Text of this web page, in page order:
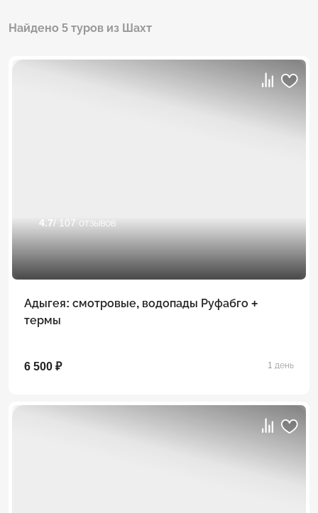
Найдено 5 туров из Шахт
4.7/ 107 отзывов
Адыгея: смотровые, водопады Руфабго +
термы
6 500 ₽ 1 день